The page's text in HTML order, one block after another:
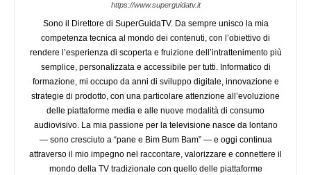
https://www.superguidatv.it
Sono il Direttore di SuperGuidaTV. Da sempre unisco la mia
competenza tecnica al mondo dei contenuti, con l’obiettivo di
rendere l’esperienza di scoperta e fruizione dell’intrattenimento più
semplice, personalizzata e accessibile per tutti. Informatico di
formazione, mi occupo da anni di sviluppo digitale, innovazione e
strategie di prodotto, con una particolare attenzione all’evoluzione
delle piattaforme media e alle nuove modalità di consumo
audiovisivo. La mia passione per la televisione nasce da lontano
— sono cresciuto a “pane e Bim Bum Bam” — e oggi continua
attraverso il mio impegno nel raccontare, valorizzare e connettere il
mondo della TV tradizionale con quello delle piattaforme